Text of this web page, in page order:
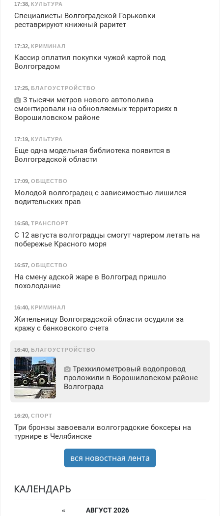
17:38, КУЛЬТУРА
Специалисты Волгоградской Горьковки
реставрируют книжный раритет
17:32, КРИМИНАЛ
Кассир оплатил покупки чужой картой под
Волгоградом
17:25, БЛАГОУСТРОЙСТВО
3 тысячи метров нового автополива
смонтировали на обновляемых территориях в
Ворошиловском районе
17:19, КУЛЬТУРА
Еще одна модельная библиотека появится в
Волгоградской области
17:09, ОБЩЕСТВО
Молодой волгоградец с зависимостью лишился
водительских прав
16:58, ТРАНСПОРТ
С 12 августа волгоградцы смогут чартером летать на
побережье Красного моря
16:57, ОБЩЕСТВО
На смену адской жаре в Волгоград пришло
похолодание
16:40, КРИМИНАЛ
Жительницу Волгоградской области осудили за
кражу с банковского счета
16:40, БЛАГОУСТРОЙСТВО
Трехкилометровый водопровод
проложили в Ворошиловском районе
Волгограда
16:20, СПОРТ
Три бронзы завоевали волгоградские боксеры на
турнире в Челябинске
вся новостная лента
КАЛЕНДАРЬ
« АВГУСТ 2026